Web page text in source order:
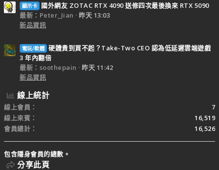
顯示卡
國外網友 ZOTAC RTX 4090 送修四次最後換來 RTX 5090
最新：Peter_Jian
昨天 13:03
新品資訊
電玩/軟體 硬體貴到買不起？Take-Two CEO 認為低延遲雲端遊戲
3 年內翻倍
最新：soothepain
昨天 11:42
新品資訊
線上統計
線上會員
7
線上來賓
16,519
會員總計
16,526
包含隱身會員的總數。
分享此頁